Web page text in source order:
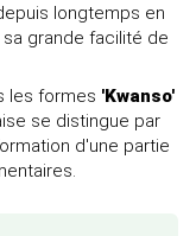
longtemps en
grande facilité de
les formes 'Kwanso'
se distingue par
d'une partie